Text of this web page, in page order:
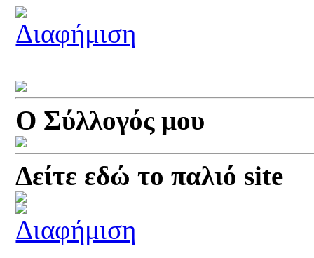
Ο Σύλλογός μου
Δείτε εδώ το παλιό site